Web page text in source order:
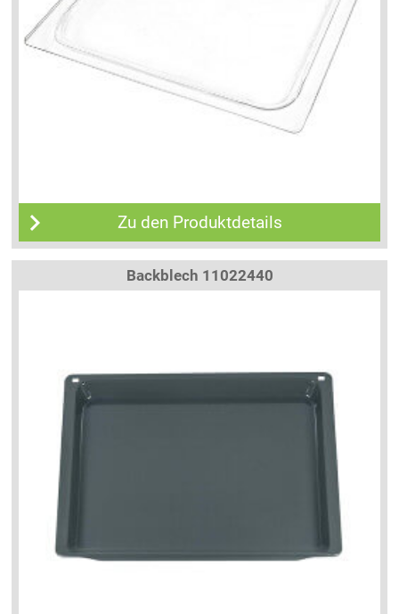
Zu den Produktdetails
Backblech 11022440